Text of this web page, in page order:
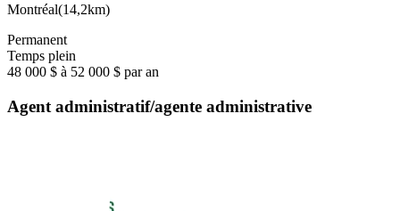
Montréal(14,2km)
Permanent
Temps plein
48 000 $ à 52 000 $ par an
Agent administratif/agente administrative